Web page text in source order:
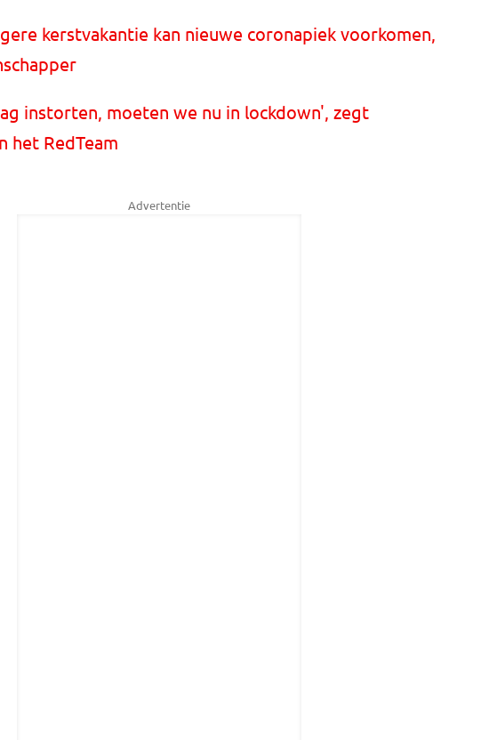
kerstvakantie kan nieuwe coronapiek voorkomen,
instorten, moeten we nu in lockdown', zegt
het RedTeam
Advertentie